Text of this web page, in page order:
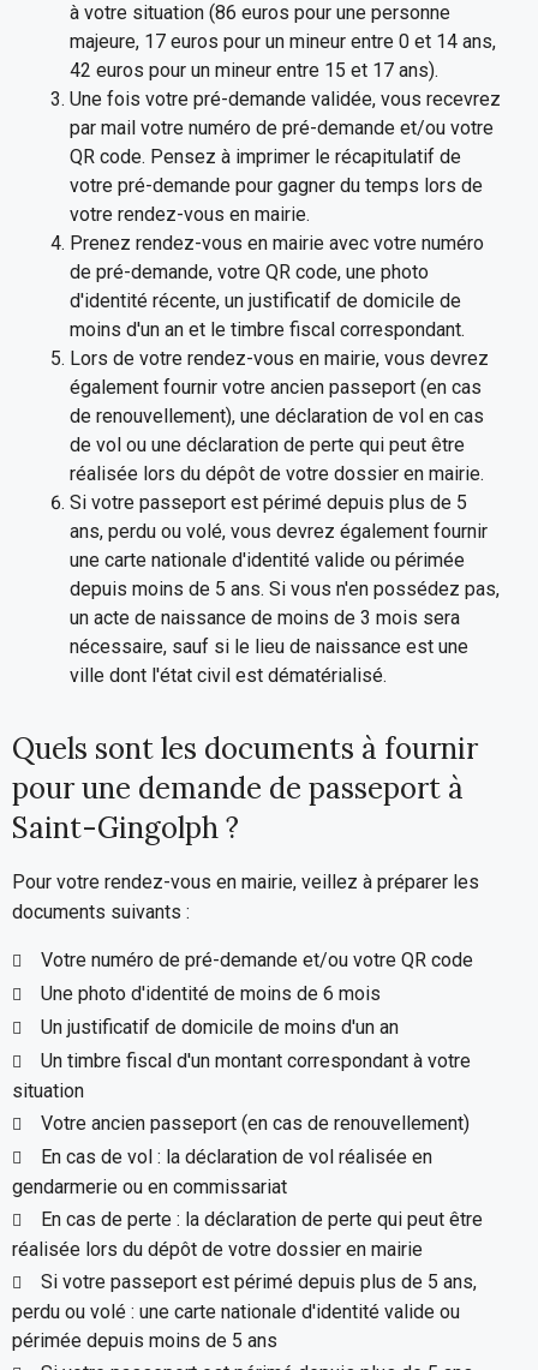
à votre situation (86 euros pour une personne
majeure, 17 euros pour un mineur entre 0 et 14 ans,
42 euros pour un mineur entre 15 et 17 ans).
Une fois votre pré-demande validée, vous recevrez
par mail votre numéro de pré-demande et/ou votre
QR code. Pensez à imprimer le récapitulatif de
votre pré-demande pour gagner du temps lors de
votre rendez-vous en mairie.
Prenez rendez-vous en mairie avec votre numéro
de pré-demande, votre QR code, une photo
d'identité récente, un justificatif de domicile de
moins d'un an et le timbre fiscal correspondant.
Lors de votre rendez-vous en mairie, vous devrez
également fournir votre ancien passeport (en cas
de renouvellement), une déclaration de vol en cas
de vol ou une déclaration de perte qui peut être
réalisée lors du dépôt de votre dossier en mairie.
Si votre passeport est périmé depuis plus de 5
ans, perdu ou volé, vous devrez également fournir
une carte nationale d'identité valide ou périmée
depuis moins de 5 ans. Si vous n'en possédez pas,
un acte de naissance de moins de 3 mois sera
nécessaire, sauf si le lieu de naissance est une
ville dont l'état civil est dématérialisé.
Quels sont les documents à fournir
pour une demande de passeport à
Saint-Gingolph ?
Pour votre rendez-vous en mairie, veillez à préparer les
documents suivants :
Votre numéro de pré-demande et/ou votre QR code
Une photo d'identité de moins de 6 mois
Un justificatif de domicile de moins d'un an
Un timbre fiscal d'un montant correspondant à votre
situation
Votre ancien passeport (en cas de renouvellement)
En cas de vol : la déclaration de vol réalisée en
gendarmerie ou en commissariat
En cas de perte : la déclaration de perte qui peut être
réalisée lors du dépôt de votre dossier en mairie
Si votre passeport est périmé depuis plus de 5 ans,
perdu ou volé : une carte nationale d'identité valide ou
périmée depuis moins de 5 ans